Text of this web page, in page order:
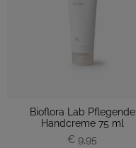
Bioflora Lab Pflegende
Handcreme 75 ml
€ 9,95